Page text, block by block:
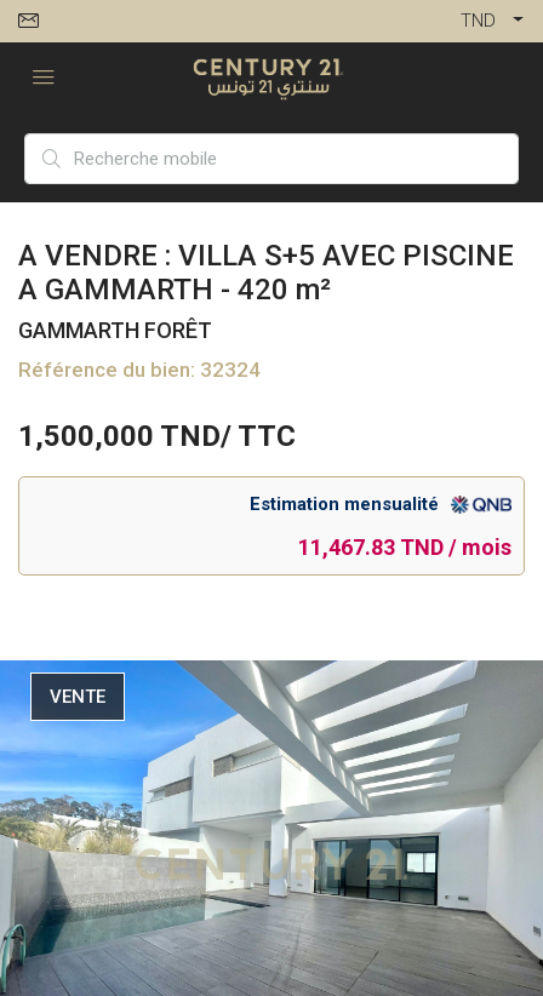
TND
A VENDRE : VILLA S+5 AVEC PISCINE
A GAMMARTH - 420 m²
GAMMARTH FORÊT
Référence du bien: 32324
1,500,000 TND/ TTC
Estimation mensualité
11,467.83 TND / mois
VENTE